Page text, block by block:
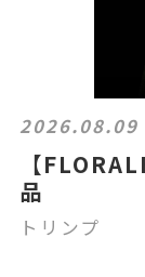
2026.08.09
【
品
トリンプ